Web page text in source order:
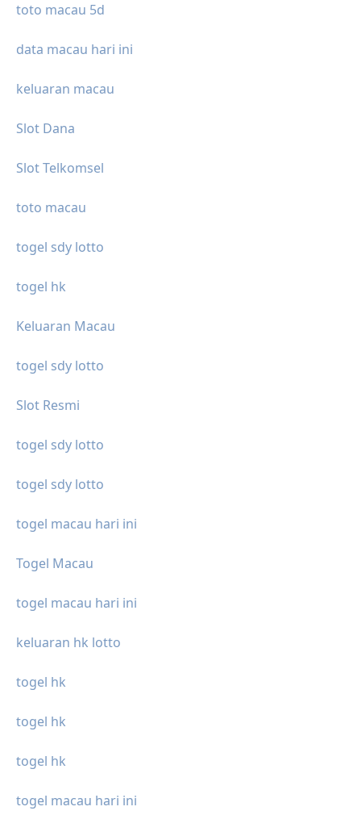
toto macau 5d
data macau hari ini
keluaran macau
Slot Dana
Slot Telkomsel
toto macau
togel sdy lotto
togel hk
Keluaran Macau
togel sdy lotto
Slot Resmi
togel sdy lotto
togel sdy lotto
togel macau hari ini
Togel Macau
togel macau hari ini
keluaran hk lotto
togel hk
togel hk
togel hk
togel macau hari ini